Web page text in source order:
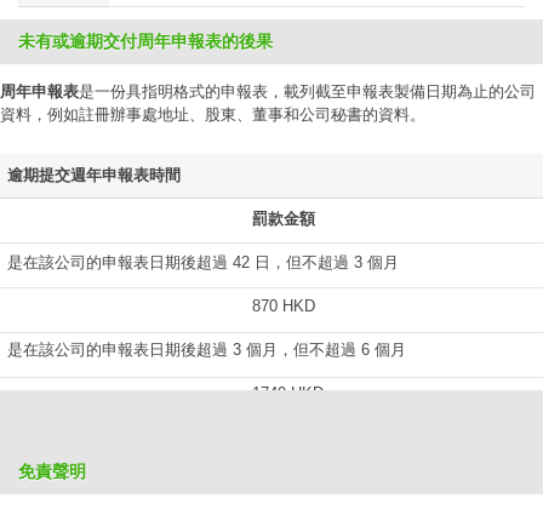
未有或逾期交付周年申報表的後果
周年申報表是一份具指明格式的申報表，載列截至申報表製備日期為止的公司
資料，例如註冊辦事處地址、股東、董事和公司秘書的資料。
逾期提交週年申報表時間
罰款金額
是在該公司的申報表日期後超過 42 日，但不超過 3 個月
870 HKD
是在該公司的申報表日期後超過 3 個月，但不超過 6 個月
1740 HKD
免責聲明